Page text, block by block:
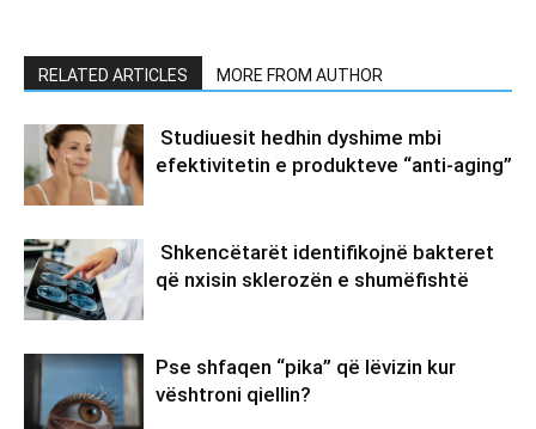
RELATED ARTICLES MORE FROM AUTHOR
Studiuesit hedhin dyshime mbi
efektivitetin e produkteve “anti-aging”
Shkencëtarët identifikojnë bakteret
që nxisin sklerozën e shumëfishtë
Pse shfaqen “pika” që lëvizin kur
vështroni qiellin?